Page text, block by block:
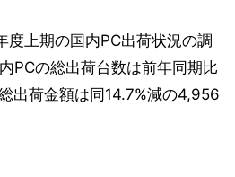
度上期の国内PC出荷状況の調
PCの総出荷台数は前年同期比
出荷金額は同14.7%減の4,956